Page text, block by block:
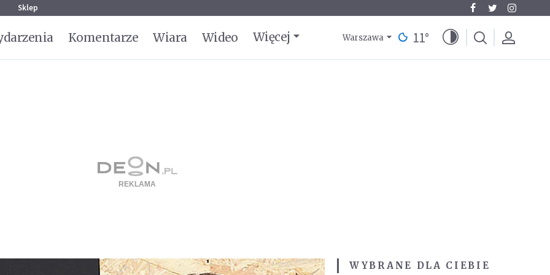
Sklep
Komentarze Wiara Wideo Więcej Warszawa 11°
WYBRANE DLA CIEBIE